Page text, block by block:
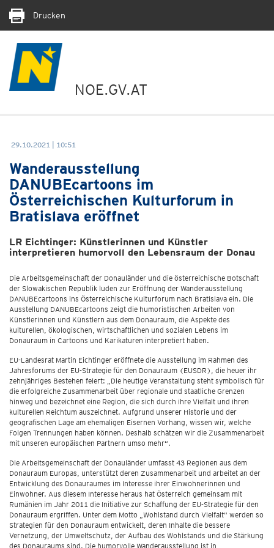
Drucken
NOE.GV.AT
29.10.2021 | 10:51
Wanderausstellung
DANUBEcartoons im
Österreichischen Kulturforum in
Bratislava eröffnet
LR Eichtinger: Künstlerinnen und Künstler
interpretieren humorvoll den Lebensraum der Donau
Die Arbeitsgemeinschaft der Donauländer und die österreichische Botschaft
der Slowakischen Republik luden zur Eröffnung der Wanderausstellung
DANUBEcartoons ins Österreichische Kulturforum nach Bratislava ein. Die
Ausstellung DANUBEcartoons zeigt die humoristischen Arbeiten von
Künstlerinnen und Künstlern aus dem Donauraum, die Aspekte des
kulturellen, ökologischen, wirtschaftlichen und sozialen Lebens im
Donauraum in Cartoons und Karikaturen interpretiert haben.
EU-Landesrat Martin Eichtinger eröffnete die Ausstellung im Rahmen des
Jahresforums der EU-Strategie für den Donauraum (EUSDR), die heuer ihr
zehnjähriges Bestehen feiert: „Die heutige Veranstaltung steht symbolisch für
die erfolgreiche Zusammenarbeit über regionale und staatliche Grenzen
hinweg und bezeichnet eine Region, die sich durch ihre Vielfalt und ihren
kulturellen Reichtum auszeichnet. Aufgrund unserer Historie und der
geografischen Lage am ehemaligen Eisernen Vorhang, wissen wir, welche
Folgen Trennungen haben können. Deshalb schätzen wir die Zusammenarbeit
mit unseren europäischen Partnern umso mehr“.
Die Arbeitsgemeinschaft der Donauländer umfasst 43 Regionen aus dem
Donauraum Europas, unterstützt deren Zusammenarbeit und arbeitet an der
Entwicklung des Donauraumes im Interesse ihrer Einwohnerinnen und
Einwohner. Aus diesem Interesse heraus hat Österreich gemeinsam mit
Rumänien im Jahr 2011 die Initiative zur Schaffung der EU-Strategie für den
Donauraum ergriffen. Unter dem Motto „Wohlstand durch Vielfalt“ werden so
Strategien für den Donauraum entwickelt, deren Inhalte die bessere
Vernetzung, der Umweltschutz, der Aufbau des Wohlstands und die Stärkung
des Donauraums sind. Die humorvolle Wanderausstellung ist in